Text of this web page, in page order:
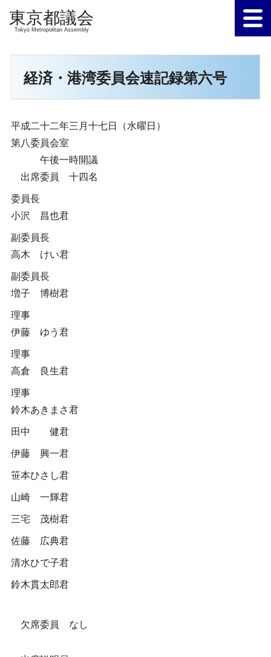
Tokyo Metropolitan Assembly
経済・港湾委員会速記録第六号
平成二十二年三月十七日（水曜日）
第八委員会室
午後一時開議
出席委員 十四名
委員長
小沢 昌也君
副委員長
高木 けい君
副委員長
増子 博樹君
理事
伊藤 ゆう君
理事
高倉 良生君
理事
鈴木あきまさ君
田中 健君
伊藤 興一君
笹本ひさし君
山崎 一輝君
三宅 茂樹君
佐藤 広典君
清水ひで子君
鈴木貫太郎君
欠席委員 なし